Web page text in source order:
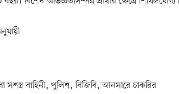
বাহিনী, পুলিশ, বিজিবি, আনসারে চাকরির